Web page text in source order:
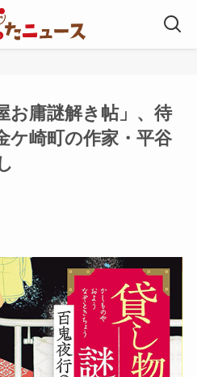
お庸謎解き帖」、待
崎町の作家・平谷